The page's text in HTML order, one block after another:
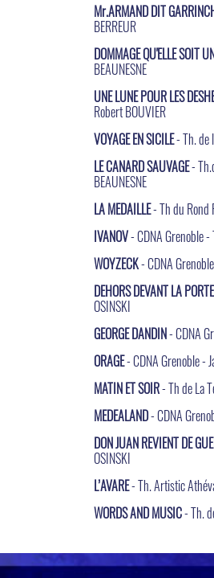
Mr.ARMAND DIT
BERREUR
DOMMAGE QU'ELLE SOIT
BEAUNESNE
UNE LUNE POUR LES
Robert BOUVIER
VOYAGE EN SICILE- Th. de
LE CANARD SAUVAGE-
BEAUNESNE
LA MEDAILLE- Th du Rond
IVANOV- CDNA Grenoble -
WOYZECK- CDNA
DEHORS DEVANT LA PORTE
OSINSKI
GEORGE DANDIN- CDNA
ORAGE- CDNA Grenoble -
MATIN ET SOIR- Th de La
MEDEALAND- CDNA
DON JUAN REVIENT DE
OSINSKI
L’AVARE- Th. Artistic
WORDS AND MUSIC- Th.